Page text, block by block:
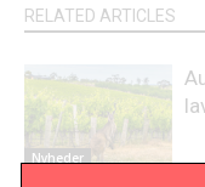
RELATED ARTICLES
Nyheder